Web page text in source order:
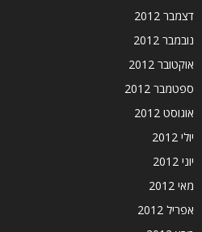
דצמבר 2012
נובמבר 2012
אוקטובר 2012
ספטמבר 2012
אוגוסט 2012
יולי 2012
יוני 2012
מאי 2012
אפריל 2012